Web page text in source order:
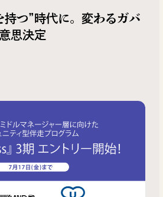
持つ”時代に。変わるガバ
思決定